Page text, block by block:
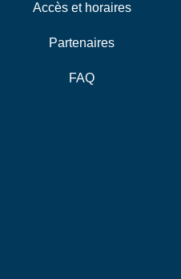
Accès et horaires
Partenaires
FAQ